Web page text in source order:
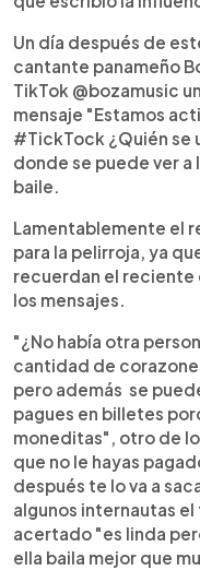
Un día después de
cantante panameño
TikTok @bozamusic
mensaje "Estamos
#TickTock ¿Quién se
donde se puede ver
baile.
Lamentablemente el
para la pelirroja, ya
recuerdan el reciente
los mensajes.
"¿No había otra
cantidad de
pero además se
pagues en billetes
moneditas", otro de
que no le hayas
después te lo va a
algunos internautas el
acertado "es linda
ella baila mejor que